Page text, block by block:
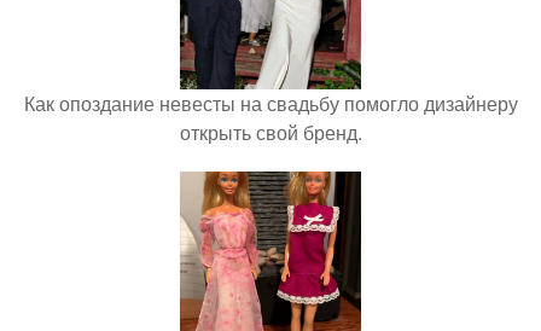
Как опоздание невесты на свадьбу помогло дизайнеру
открыть свой бренд.